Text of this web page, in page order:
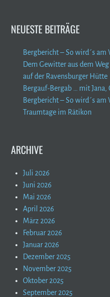
NEUESTE BEITRÄGE
Bergbericht – So wird´s am
Dem Gewitter aus dem
auf der Ravensburger Hütte
Bergauf-Bergab … mit Jana,
Bergbericht – So wird´s am
Traumtage im Rätikon
ARCHIVE
Juli 2026
Juni 2026
Mai 2026
April 2026
März 2026
Februar 2026
Januar 2026
Dezember 2025
November 2025
Oktober 2025
September 2025